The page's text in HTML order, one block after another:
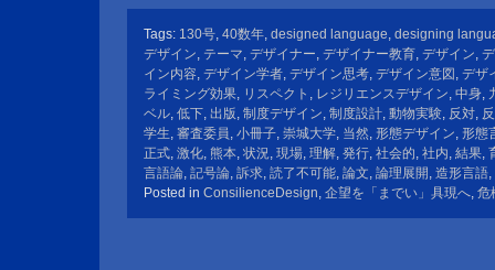
Tags: 130号, 40数年, designed language, designing
デザイン, テーマ, デザイナー, デザイナー教育, デザイン,
イン内容, デザイン学者, デザイン思考, デザイン意図 , デザ
ライミング効果, リスペクト , レジリエンスデザイン, 中身,
ベル, 低下, 出版, 制度デザイン, 制度設計, 動物実験, 反対,
学生, 審査委員, 小冊子, 崇城大学, 当然, 形態デザイン, 形態
正式, 激化, 熊本, 状況, 現場, 理解, 発行, 社会的, 社内, 結果,
言語論, 記号論, 訴求, 読了不可能, 論文, 論理展開 , 造形言語,
Posted in ConsilienceDesign, 企望を「までい」具現へ, 危